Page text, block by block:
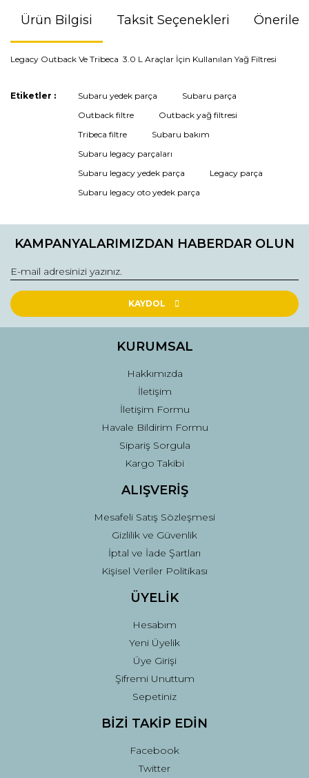
Ürün Bilgisi Taksit Seçenekleri
Legacy Outback Ve Tribeca 3.0 L Araçlar İçin Kullanılan Yağ Filtresi
Bu ürünün fiyat bilgisi, resim, ürün açıklamalarında ve diğer
kullanarak tarafımıza iletebilirsiniz.
Görüş ve önerileriniz için teşekkür ederiz.
Ürün fiyatı diğer sitelerden daha pahalı.
Bu ürüne benzer farklı alternatifler olmalı.
Etiketler : Subaru yedek parça
Subaru parça
Outback filtre
Outback yağ filtresi
Tribeca filtre
Subaru bakım
Subaru legacy parçaları
Subaru legacy yedek parça
Legacy parça
Subaru legacy oto yedek parça
KAMPANYALARIMIZDAN HABERDAR OLUN
KAYDOL
KURUMSAL
Hakkımızda
İletişim
İletişim Formu
Havale Bildirim Formu
Sipariş Sorgula
Kargo Takibi
ALIŞVERİŞ
Mesafeli Satış Sözleşmesi
Gizlilik ve Güvenlik
İptal ve İade Şartları
Kişisel Veriler Politikası
ÜYELİK
Hesabım
Yeni Üyelik
Üye Girişi
Şifremi Unuttum
Sepetiniz
BİZİ TAKİP EDİN
Facebook
Twitter